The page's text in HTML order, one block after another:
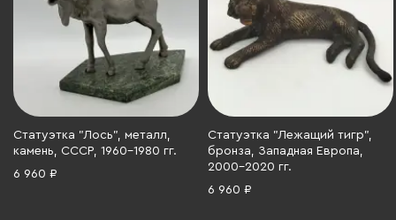
Статуэтка "Лось", металл,
камень, СССР, 1960-1980 гг.
6 960 ₽
Статуэтка "Лежащий тигр",
бронза, Западная Европа,
2000-2020 гг.
6 960 ₽